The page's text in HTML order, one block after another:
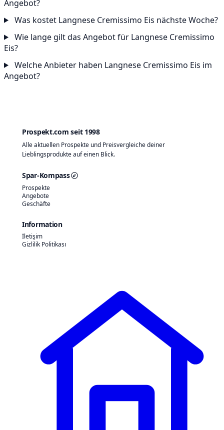
Angebot?
Was kostet Langnese Cremissimo Eis nächste Woche?
Wie lange gilt das Angebot für Langnese Cremissimo
Eis?
Welche Anbieter haben Langnese Cremissimo Eis im
Angebot?
Prospekt.com seit 1998
Alle aktuellen Prospekte und Preisvergleiche deiner
Lieblingsprodukte auf einen Blick.
Spar-Kompass
Prospekte
Angebote
Geschäfte
Information
İletişim
Gizlilik Politikası